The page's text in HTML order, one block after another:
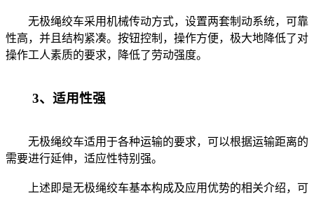
无极绳绞车采用机械传动方式，设置两套制动系统，可靠
性高，并且结构紧凑。按钮控制，操作方便，极大地降低了对
操作工人素质的要求，降低了劳动强度。
3、适用性强
无极绳绞车适用于各种运输的要求，可以根据运输距离的
需要进行延伸，适应性特别强。
上述即是无极绳绞车基本构成及应用优势的相关介绍，可